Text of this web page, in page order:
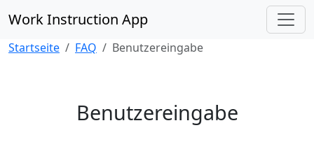
Work Instruction App
Startseite FAQ Benutzereingabe
Benutzereingabe